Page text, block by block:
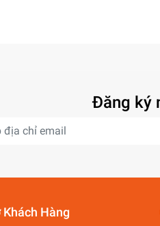
Đăng ký
Khách Hàng